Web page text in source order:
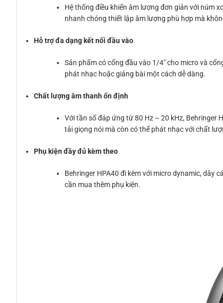
Hệ thống điều khiển âm lượng đơn giản với núm
nhanh chóng thiết lập âm lượng phù hợp mà
Hỗ trợ đa dạng kết nối đầu vào
Sản phẩm có cổng đầu vào 1/4″ cho micro và
phát nhạc hoặc giảng bài một cách dễ dàng.
Chất lượng âm thanh ổn định
Với tần số đáp ứng từ 80 Hz – 20 kHz, Behringer
tải giọng nói mà còn có thể phát nhạc với chất
Phụ kiện đầy đủ kèm theo
Behringer HPA40 đi kèm với micro dynamic, dây
cần mua thêm phụ kiện.